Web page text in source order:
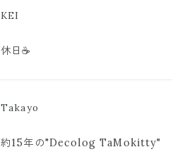
KEI
休日☕️
Takayo
約15年の"Decolog TaMokitty"